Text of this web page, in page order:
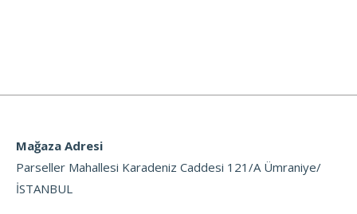
Mağaza Adresi
Parseller Mahallesi Karadeniz Caddesi 121/A Ümraniye/
İSTANBUL